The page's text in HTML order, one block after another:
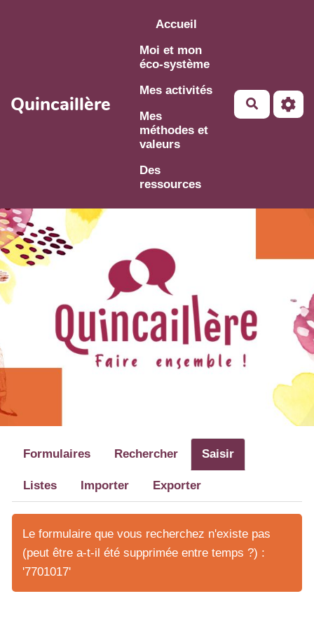
Aller au contenu principal
Quincaillère
Accueil
Moi et mon
éco-système
Mes activités
Mes
méthodes et
valeurs
Des
ressources
Formulaires Rechercher Saisir
Listes Importer Exporter
Le formulaire que vous recherchez n'existe pas
(peut être a-t-il été supprimée entre temps ?) :
'7701017'